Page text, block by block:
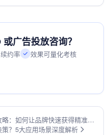
广告投放咨询？
约率 效果可量化考核
：如何让品牌快速获得精准流
？5大应用场景深度解析